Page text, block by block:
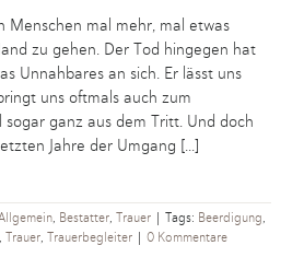
Menschen mal mehr, mal etwas
zu gehen. Der Tod hingegen hat
Unnahbares an sich. Er lässt uns
uns oftmals auch zum
sogar ganz aus dem Tritt. Und doch
Jahre der Umgang [...]
, Bestatter, Trauer Tags: Beerdigung,
, Trauer, Trauerbegleiter
0 Kommentare